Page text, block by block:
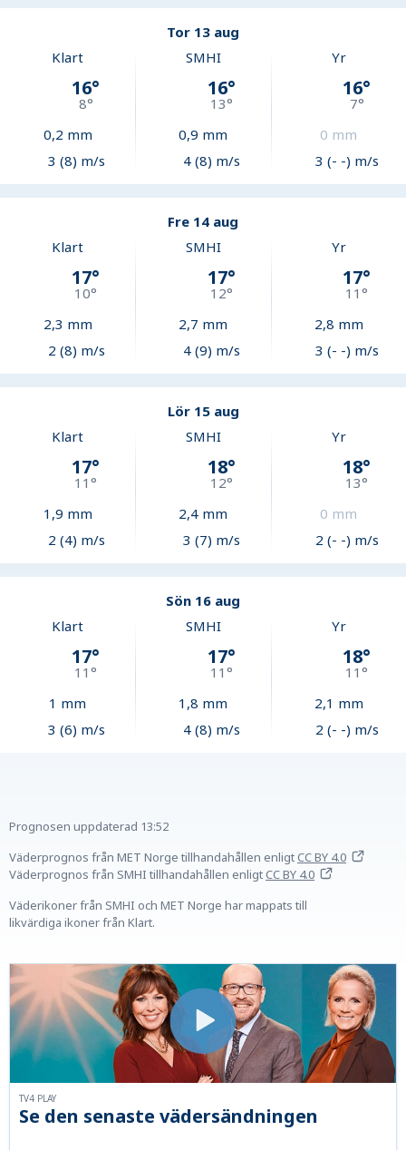
Tor 13 aug
Klart
16°
8°
0,2 mm
3 (8) m/s
SMHI
16°
13°
0,9 mm
4 (8) m/s
Yr
16°
7°
0 mm
3 (- -) m/s
Fre 14 aug
Klart
17°
10°
2,3 mm
2 (8) m/s
SMHI
17°
12°
2,7 mm
4 (9) m/s
Yr
17°
11°
2,8 mm
3 (- -) m/s
Lör 15 aug
Klart
17°
11°
1,9 mm
2 (4) m/s
SMHI
18°
12°
2,4 mm
3 (7) m/s
Yr
18°
13°
0 mm
2 (- -) m/s
Sön 16 aug
Klart
17°
11°
1 mm
3 (6) m/s
SMHI
17°
11 °
1,8 mm
4 (8) m/s
Yr
18°
11°
2,1 mm
2 (- -) m/s
Prognosen uppdaterad 13:52
Väderprognos från MET Norge tillhandahållen enligtCC BY 4.0
Väderprognos från SMHI tillhandahållen enligtCC BY 4.0
Väderikoner från SMHI och MET Norge har mappats till
likvärdiga ikoner från Klart.
Se den senaste vädersändningen
TV4 PLAY